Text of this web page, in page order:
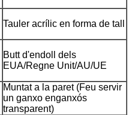
Tauler acrílic en forma de tall
Butt d'endoll dels
EUA/Regne Unit/AU/UE
Muntat a la paret (Feu servir
un ganxo enganxós
transparent)